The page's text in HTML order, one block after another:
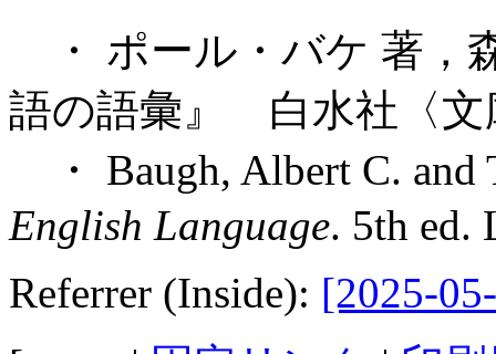
・ ポール・バケ 著，
語の語彙』 白水社〈文
・ Baugh, Albert C. and
English Language. 5th ed.
Referrer (Inside): [2025-